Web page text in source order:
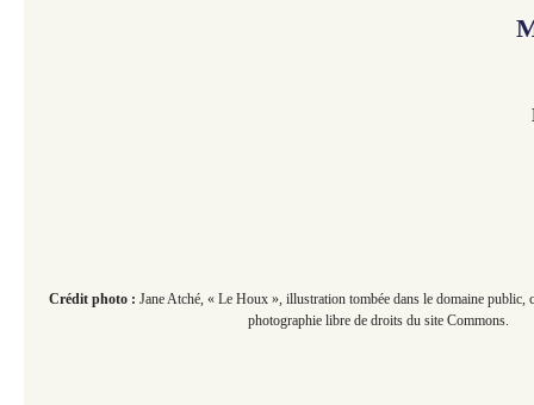
Crédit photo : Jane Atché, « Le Houx », illustration tombée dans le domaine public,
photographie libre de droits du site Commons.